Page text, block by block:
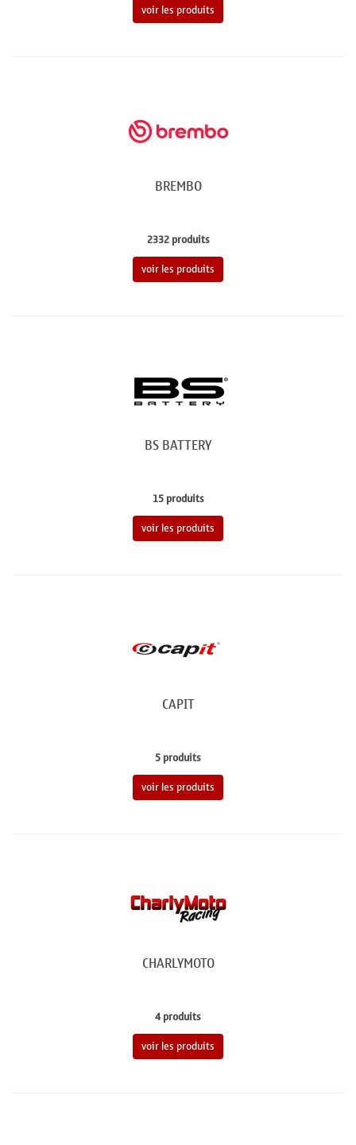
voir les produits
BREMBO
2332 produits
voir les produits
BS BATTERY
15 produits
voir les produits
CAPIT
5 produits
voir les produits
CHARLYMOTO
4 produits
voir les produits